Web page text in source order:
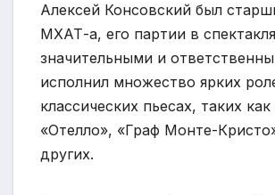
Алексей Консовский был
МХАТ-а, его партии в
значительными и
исполнил множество ярких
классических пьесах, таких
«Отелло», «Граф Монте-
других.